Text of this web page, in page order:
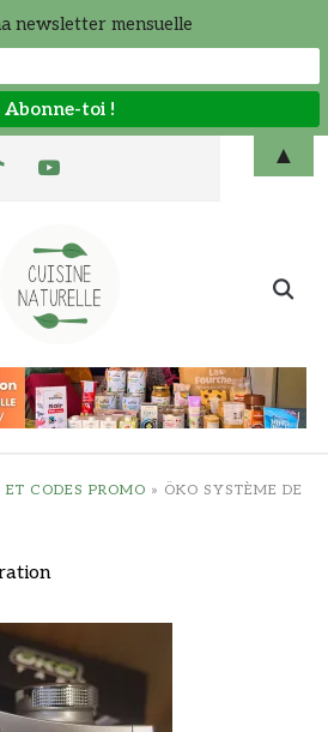
youtube
Search
CODES PROMO » ÖKO SYSTÈME DE
newsletter mensuelle
▲